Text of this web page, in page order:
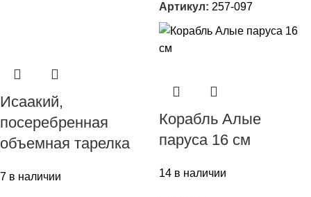
Артикул: 257-097
Исаакий,
посеребренная
объемная тарелка
7 в наличии
Корабль Алые
паруса 16 см
14 в наличии